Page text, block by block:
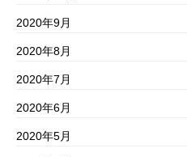
2020年9月
2020年8月
2020年7月
2020年6月
2020年5月